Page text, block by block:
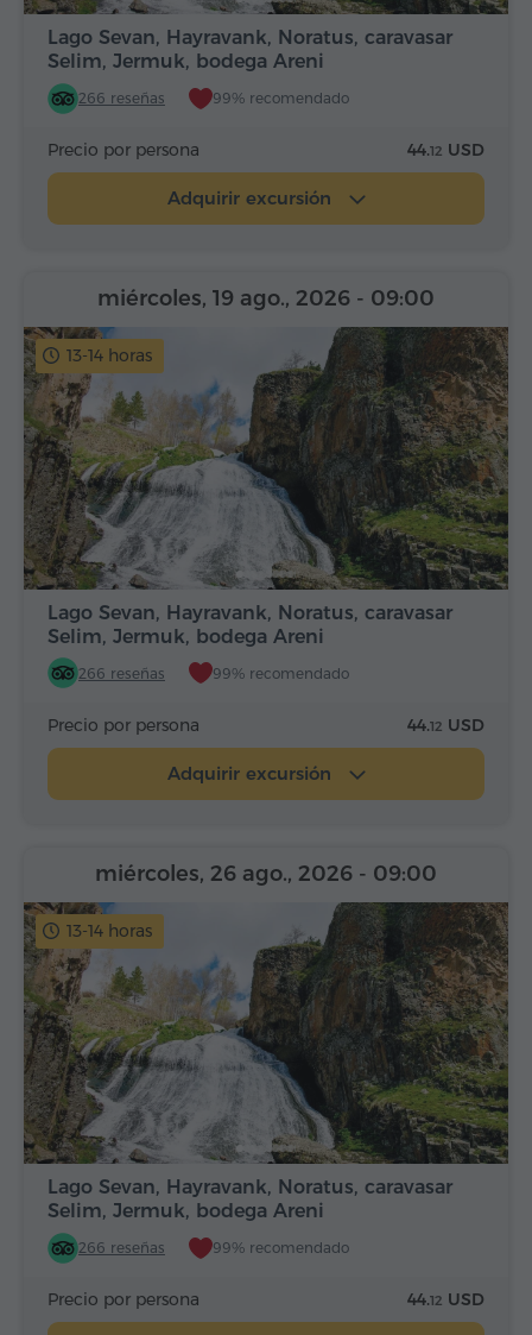
Lago Sevan, Hayravank, Noratus, caravasar
Selim, Jermuk, bodega Areni
266 reseñas 99% recomendado
Precio por persona 44.12 USD
Adquirir excursión
13-14 horas
Lago Sevan, Hayravank, Noratus, caravasar
Selim, Jermuk, bodega Areni
266 reseñas 99% recomendado
miércoles, 19 ago., 2026 - 09:00
Precio por persona 44.12 USD
Adquirir excursión
13-14 horas
Lago Sevan, Hayravank, Noratus, caravasar
Selim, Jermuk, bodega Areni
266 reseñas 99% recomendado
miércoles, 26 ago., 2026 - 09:00
Precio por persona 44.12 USD